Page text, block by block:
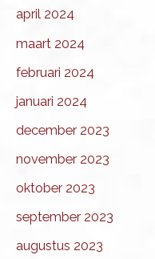
april 2024
maart 2024
februari 2024
januari 2024
december 2023
november 2023
oktober 2023
september 2023
augustus 2023